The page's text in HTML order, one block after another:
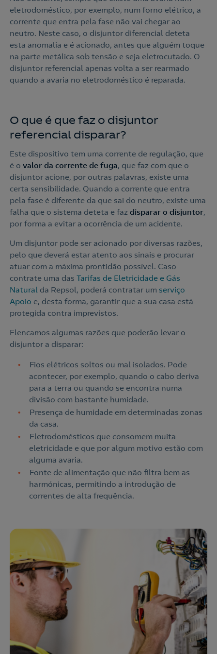
Contacte-nos
210 205 310
Para contratar
219 023 479
Se já é Cliente
eletrodoméstico, por exemplo, num forno elétrico, a
corrente que entra pela fase não vai chegar ao
neutro. Neste caso, o disjuntor diferencial deteta
esta anomalia e é acionado, antes que alguém toque
na parte metálica sob tensão e seja eletrocutado. O
disjuntor referencial apenas volta a ser rearmado
quando a avaria no eletrodoméstico é reparada.
O que é que faz o disjuntor
referencial disparar?
Este dispositivo tem uma corrente de regulação, que
é o valor da corrente de fuga, que faz com que o
disjuntor acione, por outras palavras, existe uma
certa sensibilidade. Quando a corrente que entra
pela fase é diferente da que sai do neutro, existe uma
falha que o sistema deteta e faz disparar o disjuntor,
por forma a evitar a ocorrência de um acidente.
Um disjuntor pode ser acionado por diversas razões,
pelo que deverá estar atento aos sinais e procurar
atuar com a máxima prontidão possível. Caso
contrate uma das Tarifas de Eletricidade e Gás
Natural da Repsol, poderá contratar um serviço
Apoio e, desta forma, garantir que a sua casa está
protegida contra imprevistos.
Elencamos algumas razões que poderão levar o
disjuntor a disparar:
Fios elétricos soltos ou mal isolados. Pode
acontecer, por exemplo, quando o cabo deriva
para a terra ou quando se encontra numa
divisão com bastante humidade.
Presença de humidade em determinadas zonas
da casa.
Eletrodomésticos que consomem muita
eletricidade e que por algum motivo estão com
alguma avaria.
Fonte de alimentação que não filtra bem as
harmónicas, permitindo a introdução de
correntes de alta frequência.